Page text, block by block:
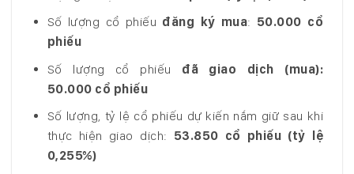
Số lượng cổ phiếu đăng ký mua: 50.000 cổ
phiếu
Số lượng cổ phiếu đã giao dịch (mua):
50.000 cổ phiếu
Số lượng, tỷ lệ cổ phiếu dự kiến nắm giữ sau khi
thực hiện giao dịch: 53.850 cổ phiếu (tỷ lệ
0,255%)